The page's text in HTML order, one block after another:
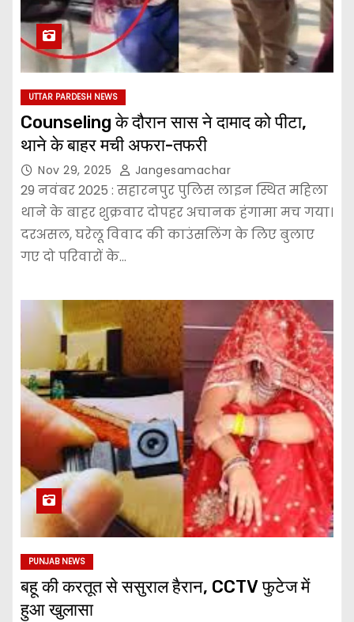
UTTAR PARDESH NEWS
Counseling के दौरान सास ने दामाद को पीटा,
थाने के बाहर मची अफरा-तफरी
Nov 29, 2025 Jangesamachar
29 नवंबर 2025 : सहारनपुर पुलिस लाइन स्थित महिला
थाने के बाहर शुक्रवार दोपहर अचानक हंगामा मच गया।
दरअसल, घरेलू विवाद की काउंसलिंग के लिए बुलाए
गए दो परिवारों के…
PUNJAB NEWS
बहू की करतूत से ससुराल हैरान, CCTV फुटेज में
हुआ खुलासा